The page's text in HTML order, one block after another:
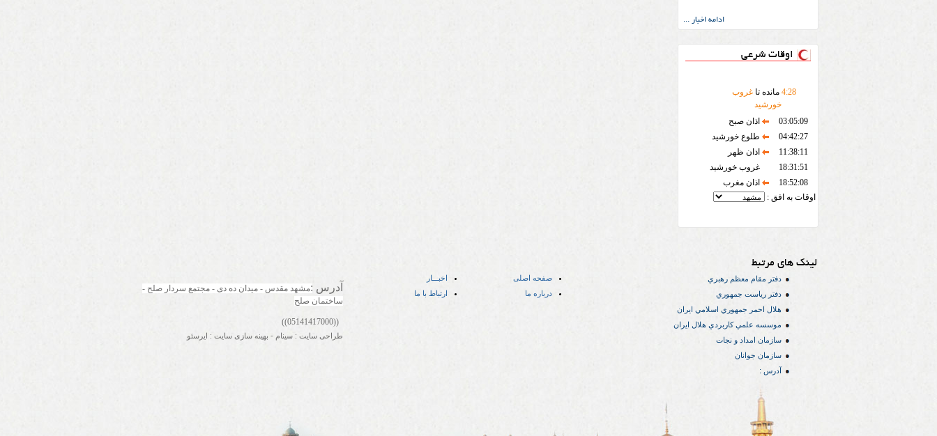
ادامه اخبار ...
اوقات شرعی
4:28 مانده تاغروب
خورشید
03:05:09
اذان صبح
04:42:27
طلوع خورشید
11:38:11
اذان ظهر
18:31:51
غروب خورشید
18:52:08
اذان مغرب
اوقات به افق :
لینک های مرتبط
دفتر مقام معظم رهبري
دفتر رياست جمهوري
هلال احمر جمهوري اسلامي ايران
موسسه علمي كاربردي هلال ایران
سازمان امداد و نجات
سازمان جوانان
آدرس :
صفحه اصلی
اخبـــار
درباره ما
ارتباط با ما آدرس :
ساختمان صلح
((05141417000))
طراحی سایت : سینام - بهینه سازی سایت : ایرسئو